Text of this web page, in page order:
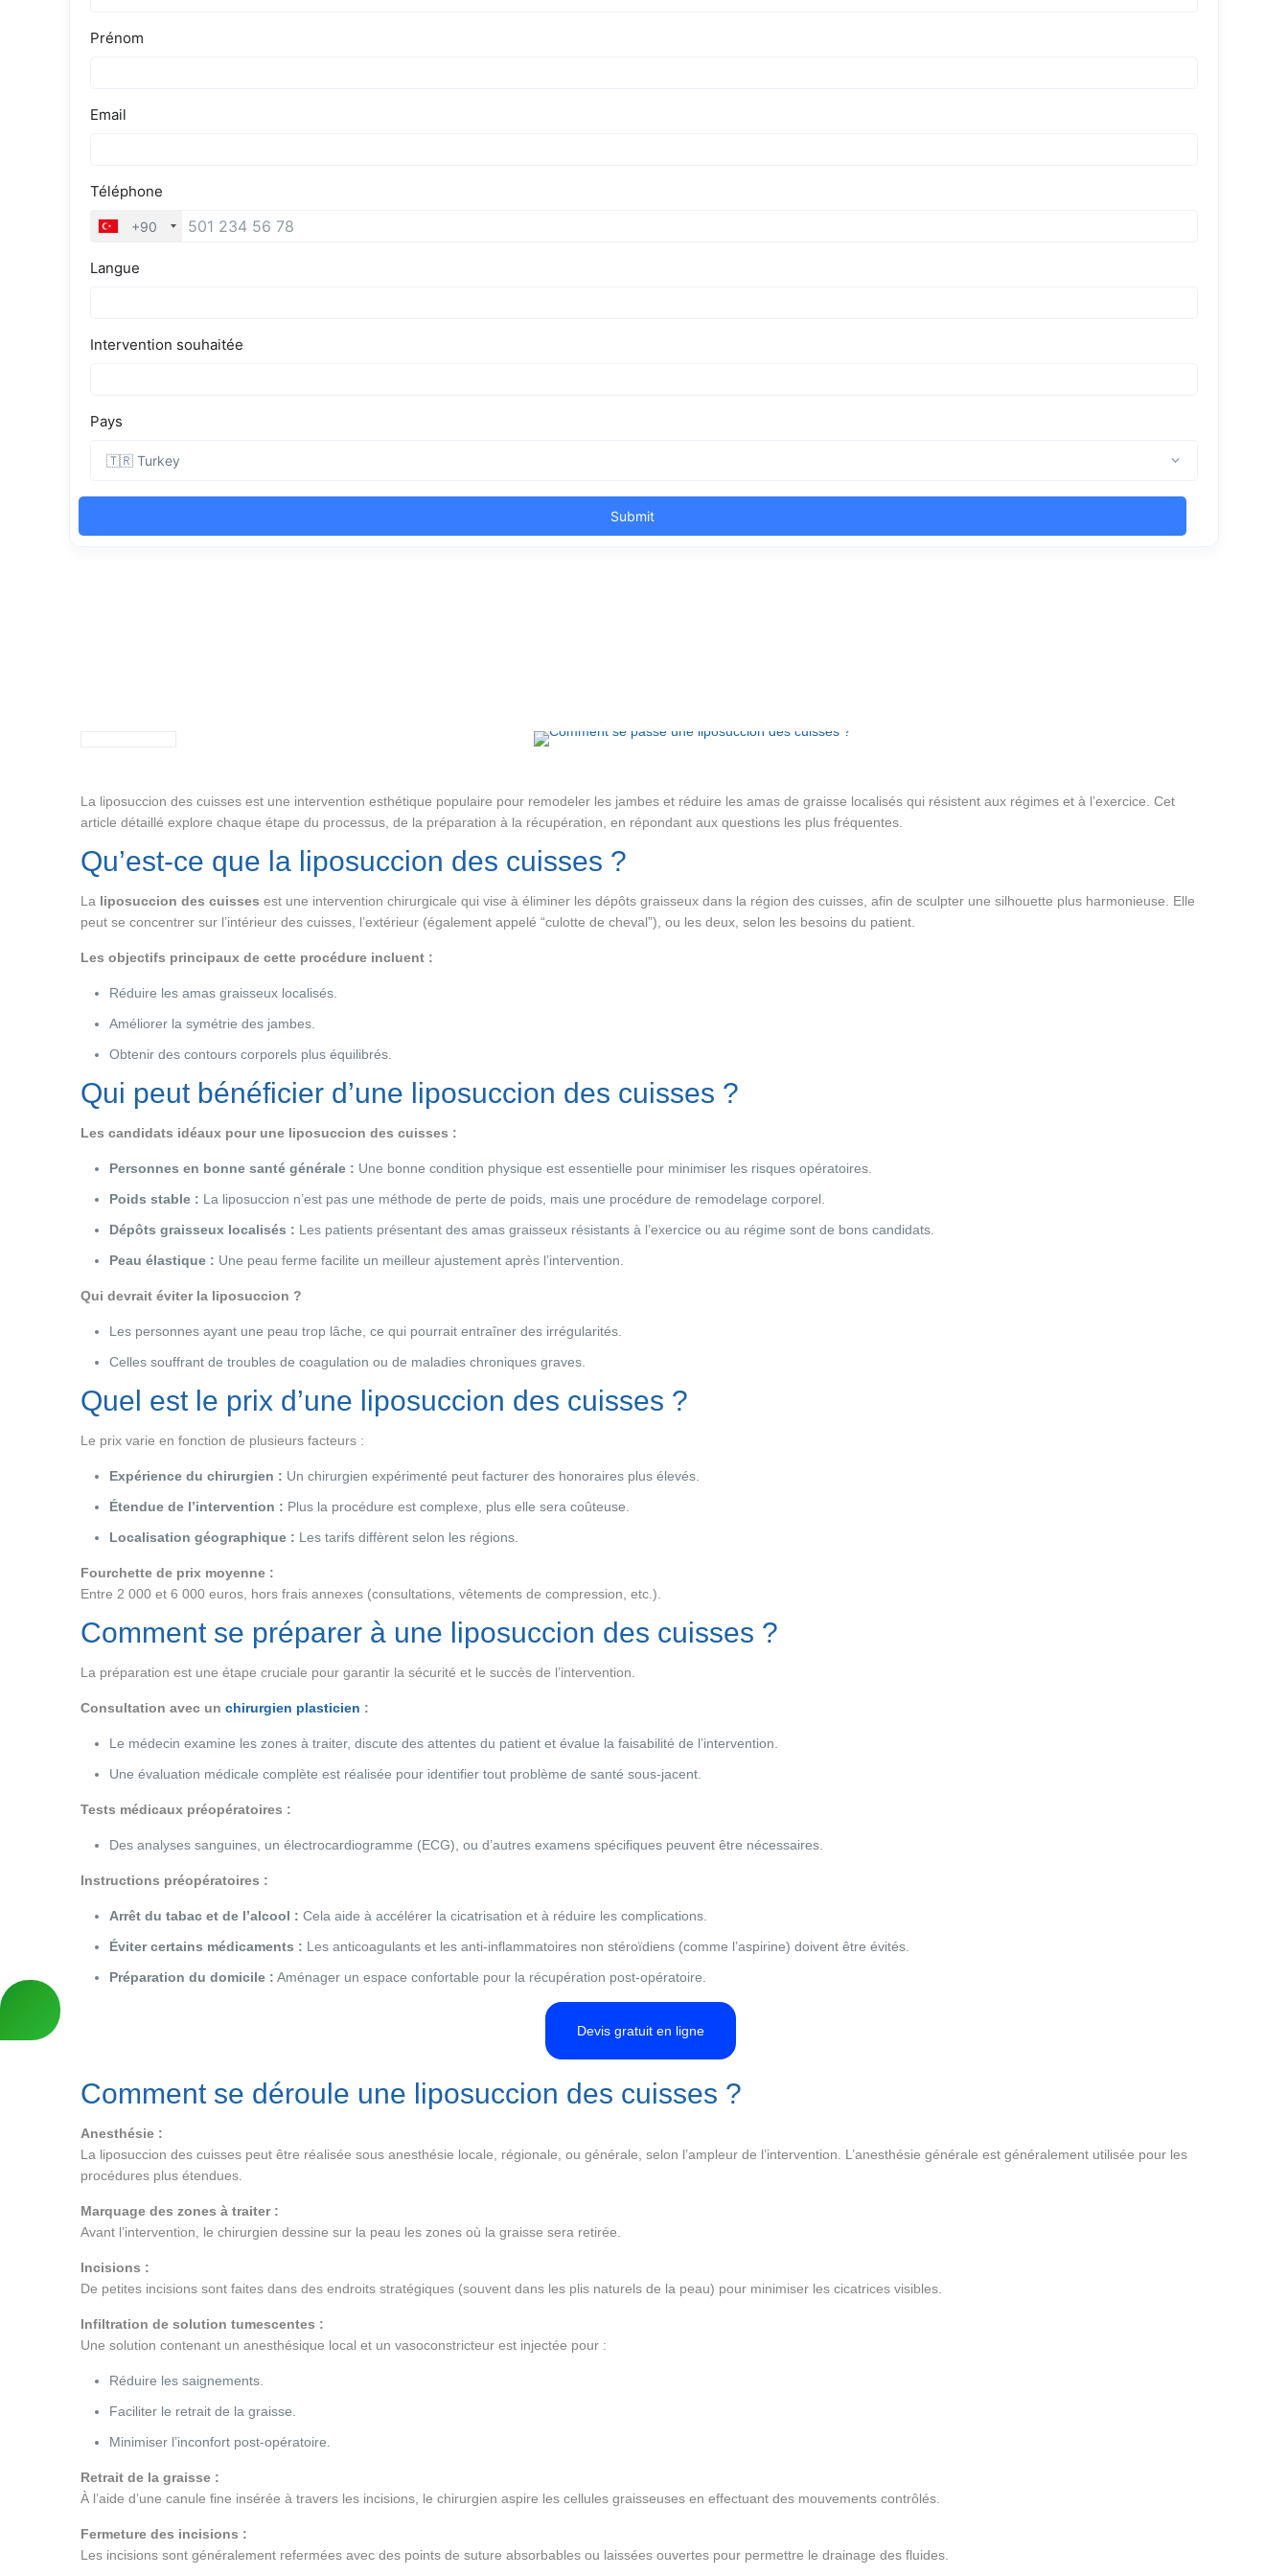
La liposuccion des cuisses est une intervention esthétique populaire pour remodeler les jambes et réduire les amas de graisse localisés qui résistent aux régimes et à l’exercice. Cet
article détaillé explore chaque étape du processus, de la préparation à la récupération, en répondant aux questions les plus fréquentes.
Qu’est-ce que la liposuccion des cuisses ?
La liposuccion des cuisses est une intervention chirurgicale qui vise à éliminer les dépôts graisseux dans la région des cuisses, afin de sculpter une silhouette plus harmonieuse. Elle
peut se concentrer sur l’intérieur des cuisses, l’extérieur (également appelé “culotte de cheval”), ou les deux, selon les besoins du patient.
Les objectifs principaux de cette procédure incluent :
Réduire les amas graisseux localisés.
Améliorer la symétrie des jambes.
Obtenir des contours corporels plus équilibrés.
Qui peut bénéficier d’une liposuccion des cuisses ?
Les candidats idéaux pour une liposuccion des cuisses :
Personnes en bonne santé générale : Une bonne condition physique est essentielle pour minimiser les risques opératoires.
Poids stable : La liposuccion n’est pas une méthode de perte de poids, mais une procédure de remodelage corporel.
Dépôts graisseux localisés : Les patients présentant des amas graisseux résistants à l’exercice ou au régime sont de bons candidats.
Peau élastique : Une peau ferme facilite un meilleur ajustement après l’intervention.
Qui devrait éviter la liposuccion ?
Les personnes ayant une peau trop lâche, ce qui pourrait entraîner des irrégularités.
Celles souffrant de troubles de coagulation ou de maladies chroniques graves.
Quel est le prix d’une liposuccion des cuisses ?
Le prix varie en fonction de plusieurs facteurs :
Expérience du chirurgien : Un chirurgien expérimenté peut facturer des honoraires plus élevés.
Étendue de l’intervention : Plus la procédure est complexe, plus elle sera coûteuse.
Localisation géographique : Les tarifs diffèrent selon les régions.
Fourchette de prix moyenne :
Entre 2 000 et 6 000 euros, hors frais annexes (consultations, vêtements de compression, etc.).
Comment se préparer à une liposuccion des cuisses ?
La préparation est une étape cruciale pour garantir la sécurité et le succès de l’intervention.
Consultation avec un chirurgien plasticien :
Le médecin examine les zones à traiter, discute des attentes du patient et évalue la faisabilité de l’intervention.
Une évaluation médicale complète est réalisée pour identifier tout problème de santé sous-jacent.
Tests médicaux préopératoires :
Des analyses sanguines, un électrocardiogramme (ECG), ou d’autres examens spécifiques peuvent être nécessaires.
Instructions préopératoires :
Arrêt du tabac et de l’alcool : Cela aide à accélérer la cicatrisation et à réduire les complications.
Éviter certains médicaments : Les anticoagulants et les anti-inflammatoires non stéroïdiens (comme l’aspirine) doivent être évités.
Préparation du domicile : Aménager un espace confortable pour la récupération post-opératoire.
Devis gratuit en ligne
Comment se déroule une liposuccion des cuisses ?
Anesthésie :
La liposuccion des cuisses peut être réalisée sous anesthésie locale, régionale, ou générale, selon l’ampleur de l’intervention. L’anesthésie générale est généralement utilisée pour les
procédures plus étendues.
Marquage des zones à traiter :
Avant l’intervention, le chirurgien dessine sur la peau les zones où la graisse sera retirée.
Incisions :
De petites incisions sont faites dans des endroits stratégiques (souvent dans les plis naturels de la peau) pour minimiser les cicatrices visibles.
Infiltration de solution tumescentes :
Une solution contenant un anesthésique local et un vasoconstricteur est injectée pour :
Réduire les saignements.
Faciliter le retrait de la graisse.
Minimiser l’inconfort post-opératoire.
Retrait de la graisse :
À l’aide d’une canule fine insérée à travers les incisions, le chirurgien aspire les cellules graisseuses en effectuant des mouvements contrôlés.
Fermeture des incisions :
Les incisions sont généralement refermées avec des points de suture absorbables ou laissées ouvertes pour permettre le drainage des fluides.